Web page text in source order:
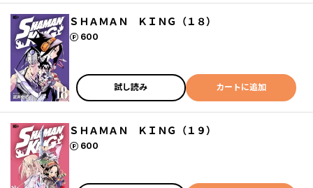
ＳＨＡＭＡＮ ＫＩＮＧ（１８）
600
ポイント
試し読み カートに追加
ＳＨＡＭＡＮ ＫＩＮＧ（１９）
600
ポイント